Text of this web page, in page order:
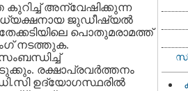
കുറിച്ച്‌ അന്വേഷിക്കുന്ന
ജുഡീഷ്യല്‍
തേക്കടിയിലെ പൊതുമരാമത്ത്‌
നടത്തുക.
രക്ഷാപ്രവര്‍ത്തനം
ഉദ്യോഗസ്ഥരില്‍